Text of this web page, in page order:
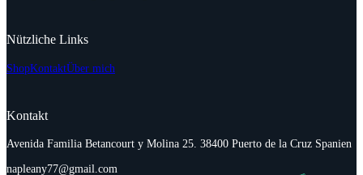
Nützliche Links
ShopKontaktÜber mich
Kontakt
Avenida Familia Betancourt y Molina 25. 38400 Puerto de la Cruz Spanien
napleany77@gmail.com